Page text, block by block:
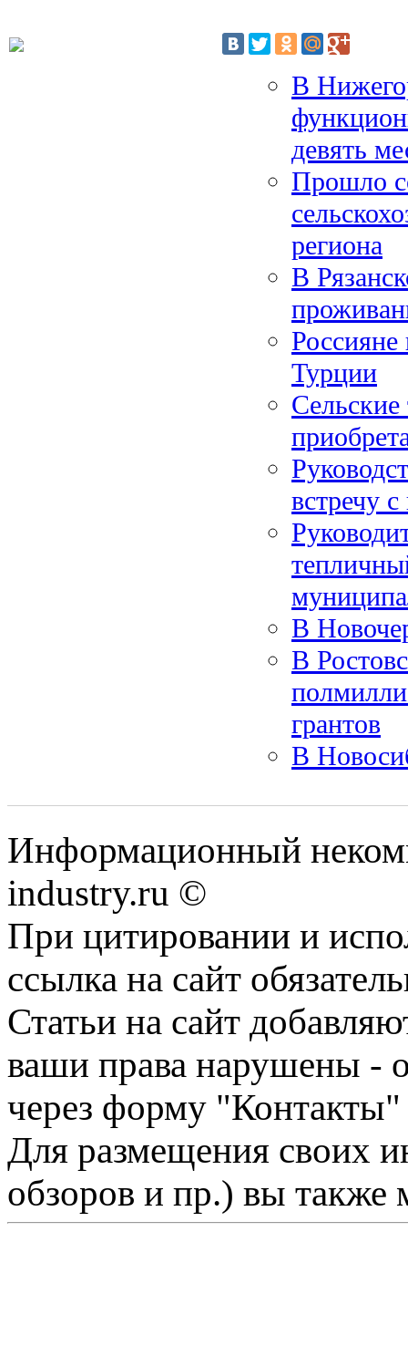
В
девять
Прошло
региона
В
Россияне
Турции
Сельские
встречу
В
В
грантов
В
Информационный
industry.ru ©
При цитировании и
ссылка на сайт
Статьи на сайт
ваши права нарушены -
через форму "Контакты"
Для размещения своих
обзоров и пр.) вы также